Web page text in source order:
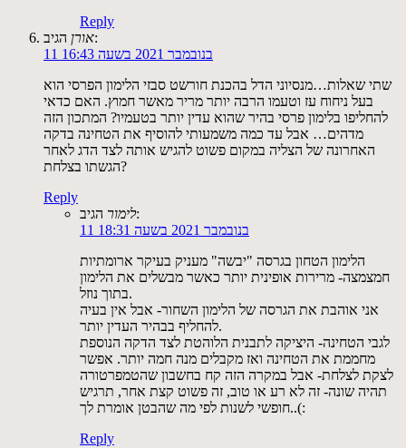
Reply
אורןהגיב:
11 בנובמבר 2021 בשעה 16:43
שתי שאלות…מנסיוני הדל בהכנת חורשט סבזי הלימון הפרסי הוא
בעל ניחוח עז וטעמו הרבה יותר מריר מאשר חמוץ. האם כדאי
להחליפו בלימון פרסי בהיר שהוא עדין יותר בטעמיו? המתכון הזה
מדהים… אבל עד כמה משמעותי להוסיף את הטחינה בדקה
האחרונה של הצליה במקום פשוט להגיש אותה לצד הדג לאחר
הגשתו בצלחת?
Reply
לימורהגיב:
11 בנובמבר 2021 בשעה 18:31
הלימון הטחון בגרסה "יבשה" מעניק בעיקר ארומתיות
חמצמצה- מרירות אופינית יותר כאשר מבשלים את הלימון
בתוך נוזל.
אני אוהבת את הגרסה של הלימון השחור- אבל אין בעיה
להחליף בבהיר העדין יותר.
לגבי הטחינה- היציקה לתבנית הלוהטת לצד הדקה הנוספת
מחממת את הטחינה ואז מקבלים מנה חמה יותר. אפשר
לצקת לצלחת- אבל במקרה הזה קח בחשבון שהטמפרטורה
תהיה שונה- זה לא רע או טוב, זה פשוט קצת אחר, תרגיש
חופשי לשנות לפי מה שהבטן אומרת לך..(:
Reply